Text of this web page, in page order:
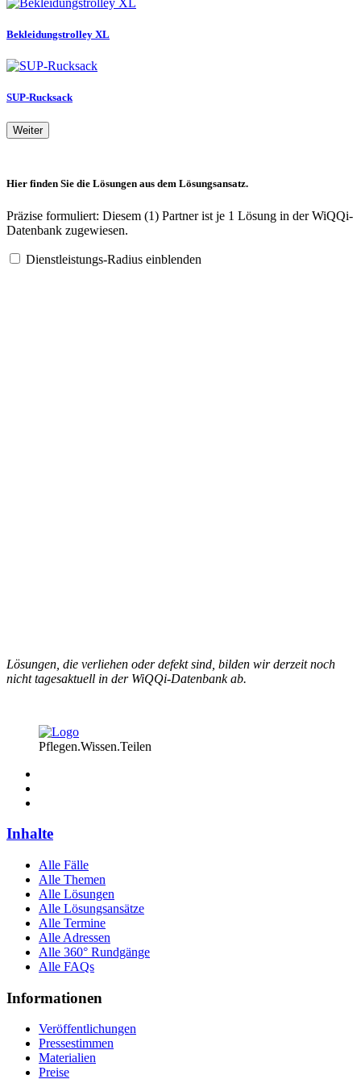
Bekleidungstrolley XL
SUP-Rucksack
Weiter
Hier finden Sie die Lösungen aus dem Lösungsansatz.
Präzise formuliert: Diesem (1) Partner ist je 1 Lösung in der WiQQi-
Datenbank zugewiesen.
Dienstleistungs-Radius einblenden
Lösungen, die verliehen oder defekt sind, bilden wir derzeit noch
nicht tagesaktuell in der WiQQi-Datenbank ab.
Pflegen.Wissen.Teilen
Inhalte
Alle Fälle
Alle Themen
Alle Lösungen
Alle Lösungsansätze
Alle Termine
Alle Adressen
Alle 360° Rundgänge
Alle FAQs
Informationen
Veröffentlichungen
Pressestimmen
Materialien
Preise